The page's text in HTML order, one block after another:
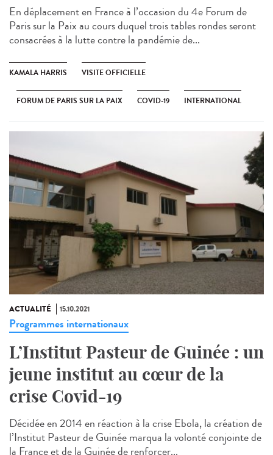
En déplacement en France à l’occasion du 4e Forum de
Paris sur la Paix au cours duquel trois tables rondes seront
consacrées à la lutte contre la pandémie de...
KAMALA HARRIS VISITE OFFICIELLE
FORUM DE PARIS SUR LA PAIX COVID-19 INTERNATIONAL
ACTUALITÉ 15.10.2021
Programmes internationaux
L’Institut Pasteur de Guinée : un
jeune institut au cœur de la
crise Covid-19
Décidée en 2014 en réaction à la crise Ebola, la création de
l’Institut Pasteur de Guinée marqua la volonté conjointe de
la France et de la Guinée de renforcer...